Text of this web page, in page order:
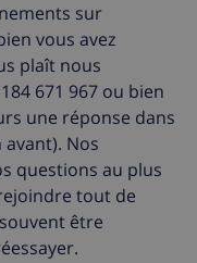
$US/HOUR)
total
sur
vous avez
plaît nous
671 967 ou bien
une réponse dans
Nos
questions au plus
tout de
être